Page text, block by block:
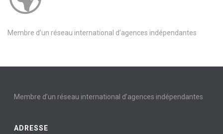
Membre d’un réseau international d’agences indépendantes
Membre d’un réseau international d’agences indépendantes
ADRESSE